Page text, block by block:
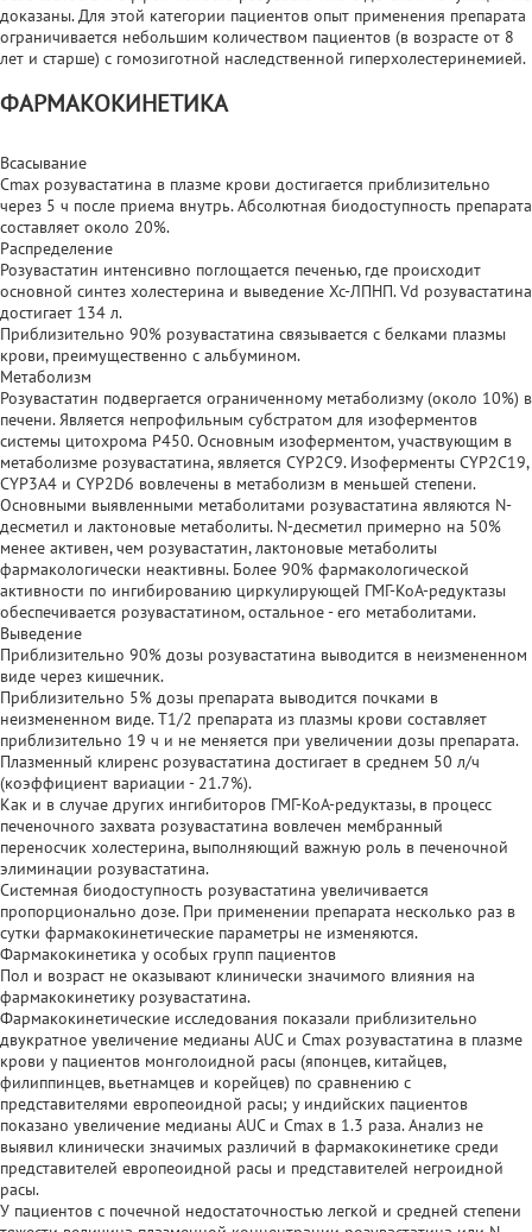
доказаны. Для этой категории пациентов опыт применения препарата
ограничивается небольшим количеством пациентов (в возрасте от 8
лет и старше) с гомозиготной наследственной гиперхолестеринемией.
ФАРМАКОКИНЕТИКА
Всасывание
Cmax розувастатина в плазме крови достигается приблизительно
через 5 ч после приема внутрь. Абсолютная биодоступность препарата
составляет около 20%.
Распределение
Розувастатин интенсивно поглощается печенью, где происходит
основной синтез холестерина и выведение Хс-ЛПНП. Vd розувастатина
достигает 134 л.
Приблизительно 90% розувастатина связывается с белками плазмы
крови, преимущественно с альбумином.
Метаболизм
Розувастатин подвергается ограниченному метаболизму (около 10%) в
печени. Является непрофильным субстратом для изоферментов
системы цитохрома Р450. Основным изоферментом, участвующим в
метаболизме розувастатина, является CYP2C9. Изоферменты CYP2C19,
CYP3A4 и CYP2D6 вовлечены в метаболизм в меньшей степени.
Основными выявленными метаболитами розувастатина являются N-
десметил и лактоновые метаболиты. N-десметил примерно на 50%
менее активен, чем розувастатин, лактоновые метаболиты
фармакологически неактивны. Более 90% фармакологической
активности по ингибированию циркулирующей ГМГ-КоА-редуктазы
обеспечивается розувастатином, остальное - его метаболитами.
Выведение
Приблизительно 90% дозы розувастатина выводится в неизмененном
виде через кишечник.
Приблизительно 5% дозы препарата выводится почками в
неизмененном виде. T1/2 препарата из плазмы крови составляет
приблизительно 19 ч и не меняется при увеличении дозы препарата.
Плазменный клиренс розувастатина достигает в среднем 50 л/ч
(коэффициент вариации - 21.7%).
Как и в случае других ингибиторов ГМГ-КоА-редуктазы, в процесс
печеночного захвата розувастатина вовлечен мембранный
переносчик холестерина, выполняющий важную роль в печеночной
элиминации розувастатина.
Системная биодоступность розувастатина увеличивается
пропорционально дозе. При применении препарата несколько раз в
сутки фармакокинетические параметры не изменяются.
Фармакокинетика у особых групп пациентов
Пол и возраст не оказывают клинически значимого влияния на
фармакокинетику розувастатина.
Фармакокинетические исследования показали приблизительно
двукратное увеличение медианы AUC и Cmax розувастатина в плазме
крови у пациентов монголоидной расы (японцев, китайцев,
филиппинцев, вьетнамцев и корейцев) по сравнению с
представителями европеоидной расы; у индийских пациентов
показано увеличение медианы AUC и Cmax в 1.3 раза. Анализ не
выявил клинически значимых различий в фармакокинетике среди
представителей европеоидной расы и представителей негроидной
расы.
У пациентов с почечной недостаточностью легкой и средней степени